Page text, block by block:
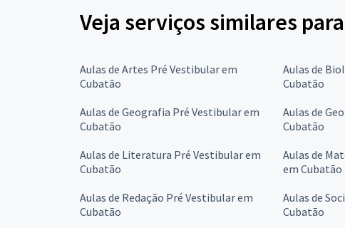
Veja serviços similares
Aulas de Artes Pré Vestibular em
Cubatão
Aulas de
Cubatão
Aulas de Geografia Pré Vestibular em
Cubatão
Aulas de
Cubatão
Aulas de Literatura Pré Vestibular em
Cubatão
Aulas de
em Cubatão
Aulas de Redação Pré Vestibular em
Cubatão
Aulas de
Cubatão